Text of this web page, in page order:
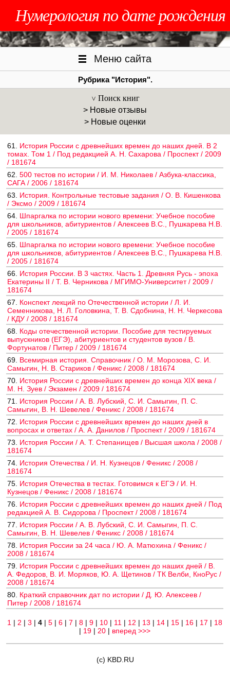
Нумерология по дате рождения
Меню сайта
Рубрика "История".
Поиск книг
> Новые отзывы
> Новые оценки
61. История России с древнейших времен до наших дней. В 2
томах. Том 1 / Под редакцией А. Н. Сахарова / Проспект / 2009
/ 181674
62. 500 тестов по истории / И. М. Николаев / Азбука-классика,
САГА / 2006 / 181674
63. История. Контрольные тестовые задания / О. В. Кишенкова
/ Эксмо / 2009 / 181674
64. Шпаргалка по истории нового времени: Учебное пособие
для школьников, абитуриентов / Алексеев В.С., Пушкарева Н.В.
/ 2005 / 181674
65. Шпаргалка по истории нового времени: Учебное пособие
для школьников, абитуриентов / Алексеев В.С., Пушкарева Н.В.
/ 2005 / 181674
66. История России. В 3 частях. Часть 1. Древняя Русь - эпоха
Екатерины II / Т. В. Черникова / МГИМО-Университет / 2009 /
181674
67. Конспект лекций по Отечественной истории / Л. И.
Семенникова, Н. Л. Головкина, Т. В. Сдобнина, Н. Н. Черкесова
/ КДУ / 2008 / 181674
68. Коды отечественной истории. Пособие для тестируемых
выпускников (ЕГЭ), абитуриентов и студентов вузов / В.
Фортунатов / Питер / 2009 / 181674
69. Всемирная история. Справочник / О. М. Морозова, С. И.
Самыгин, Н. В. Стариков / Феникс / 2008 / 181674
70. История России с древнейших времен до конца XIX века /
М. Н. Зуев / Экзамен / 2009 / 181674
71. История России / А. В. Лубский, С. И. Самыгин, П. С.
Самыгин, В. Н. Шевелев / Феникс / 2008 / 181674
72. История России с древнейших времен до наших дней в
вопросах и ответах / А. А. Данилов / Проспект / 2009 / 181674
73. История России / А. Т. Степанищев / Высшая школа / 2008 /
181674
74. История Отечества / И. Н. Кузнецов / Феникс / 2008 /
181674
75. История Отечества в тестах. Готовимся к ЕГЭ / И. Н.
Кузнецов / Феникс / 2008 / 181674
76. История России с древнейших времен до наших дней / Под
редакцией А. В. Сидорова / Проспект / 2008 / 181674
77. История России / А. В. Лубский, С. И. Самыгин, П. С.
Самыгин, В. Н. Шевелев / Феникс / 2008 / 181674
78. История России за 24 часа / Ю. А. Матюхина / Феникс /
2008 / 181674
79. История России с древнейших времен до наших дней / В.
А. Федоров, В. И. Моряков, Ю. А. Щетинов / ТК Велби, КноРус /
2008 / 181674
80. Краткий справочник дат по истории / Д. Ю. Алексеев /
Питер / 2008 / 181674
1 | 2 |3 |4 |5 |6 |7 |8 |9 | 10 | 11 | 12 | 13 | 14 | 15 | 16 | 17 | 18
| 19 | 20 | вперед >>>
(c) KBD.RU